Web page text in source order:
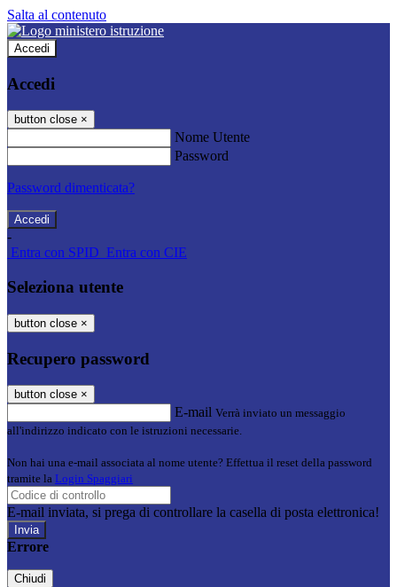
Salta al contenuto
Accedi
Accedi
button close ×
Nome Utente
Password
Password dimenticata?
-
Entra con SPID Entra con CIE
Seleziona utente
button close ×
Recupero password
button close ×
E-mail Verrà inviato un messaggio
all'indirizzo indicato con le istruzioni necessarie.
Non hai una e-mail associata al nome utente? Effettua il reset della password
tramite la Login Spaggiari
E-mail inviata, si prega di controllare la casella di posta elettronica!
Errore
Chiudi